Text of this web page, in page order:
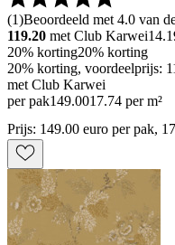
(1)Beoordeeld met 4.0 van
119.20 met Club Karwei
20% korting20% korting
20% korting, voordeelprijs:
met Club Karwei
per pak149.0017.74 per m²
Prijs: 149.00 euro per pak,